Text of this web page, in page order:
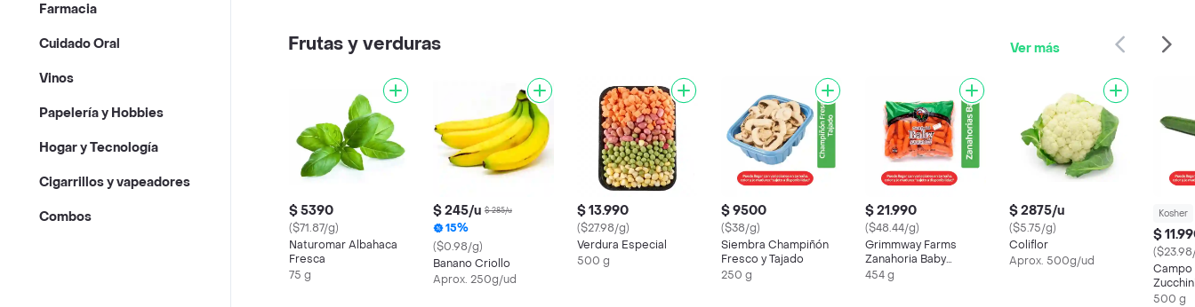
Farmacia
Cuidado Oral
Vinos
Papelería y Hobbies
Hogar y Tecnología
Cigarrillos y vapeadores
Combos
Frutas y verduras Ver más
$ 5390
($71.87/g)
Naturomar Albahaca
Fresca
75 g
$ 245/u $ 285/u
15%
($0.98/g)
Banano Criollo
Aprox. 250g/ud
$ 13.990
($27.98/g)
Verdura Especial
500 g
$ 9500
($38/g)
Siembra Champiñón
Fresco y Tajado
250 g
$ 21.990
($48.44/g)
Grimmway Farms
Zanahoria Baby
Natural
454 g
$ 2875/u
($5.75/g)
Coliflor
Aprox. 500g/ud
Kosher
$
Campo
500 g